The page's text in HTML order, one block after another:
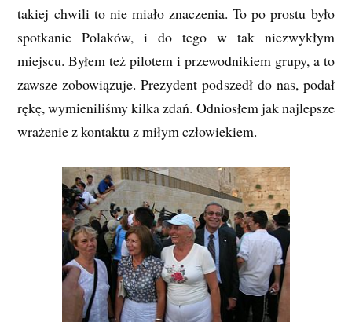
takiej chwili to nie miało znaczenia. To po prostu było
spotkanie Polaków, i do tego w tak niezwykłym
miejscu. Byłem też pilotem i przewodnikiem grupy, a to
zawsze zobowiązuje. Prezydent podszedł do nas, podał
rękę, wymieniliśmy kilka zdań. Odniosłem jak najlepsze
wrażenie z kontaktu z miłym człowiekiem.